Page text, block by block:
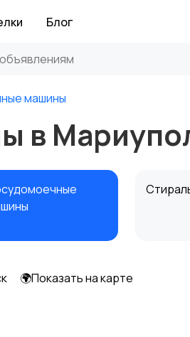
Блог
машины
в
🌍Показать на карте